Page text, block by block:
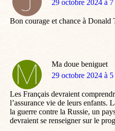
dit
29 octobre 2024 à
Bon courage et chance à Donald
Ma doue beniguet
dit
29 octobre 2024 à
Les Français devraient
l’assurance vie de leurs enfants.
la guerre contre la Russie, un
devraient se renseigner sur le